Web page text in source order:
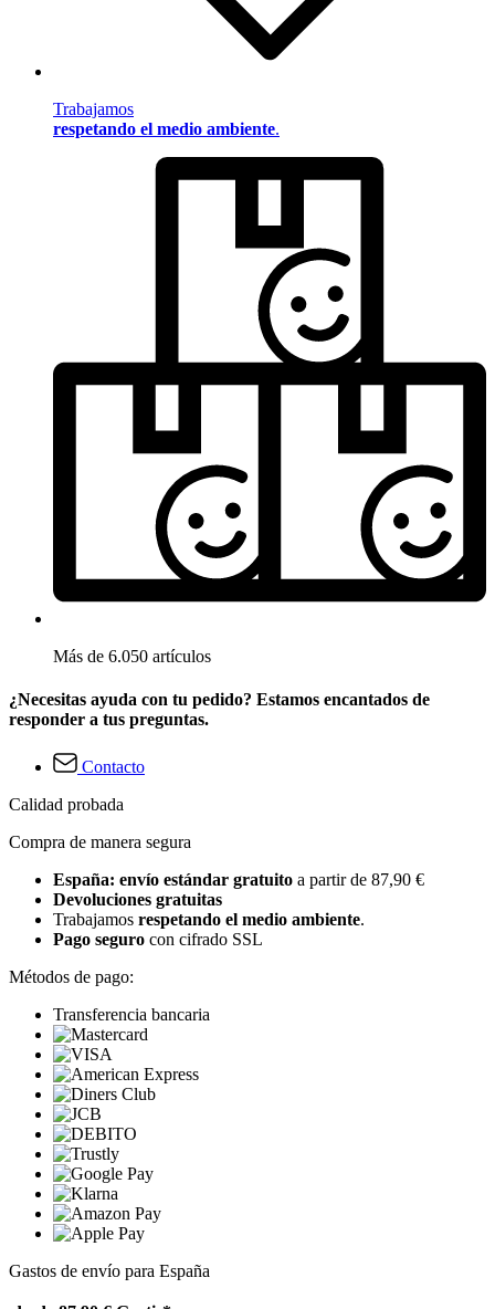
Trabajamos
respetando el medio ambiente.
Más de 6.050 artículos
¿Necesitas ayuda con tu pedido? Estamos encantados de
responder a tus preguntas.
Contacto
Calidad probada
Compra de manera segura
España: envío estándar gratuito a partir de 87,90 €
Devoluciones gratuitas
Trabajamos respetando el medio ambiente.
Pago seguro con cifrado SSL
Métodos de pago:
Transferencia bancaria
Gastos de envío para España